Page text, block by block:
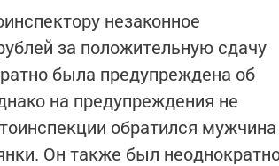
незаконное
за положительную сдачу
была предупреждена об
на предупреждения не
обратился мужчина
Он также был